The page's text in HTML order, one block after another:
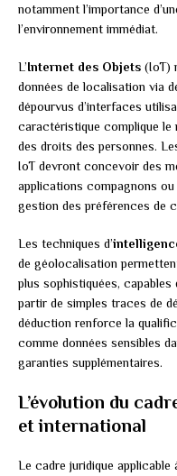
notamment l’importance
l’environnement immédiat.
L’Internet des Objets (IoT)
données de localisation via
dépourvus d’interfaces
caractéristique complique le
des droits des personnes.
IoT devront concevoir des
applications compagnons
gestion des préférences de
Les techniques d’
de géolocalisation
plus sophistiquées,
partir de simples traces de
déduction renforce la
comme données sensibles
garanties supplémentaires.
L’évolution du
et international
Le cadre juridique